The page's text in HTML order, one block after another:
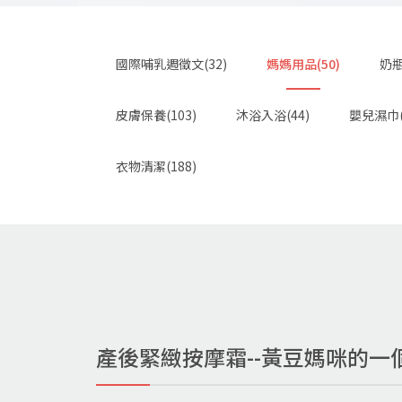
國際哺乳週徵文(32) 媽媽用品(50) 奶
皮膚保養(103) 沐浴入浴(44) 嬰兒濕
衣物清潔(188)
產後緊緻按摩霜--黃豆媽咪的一